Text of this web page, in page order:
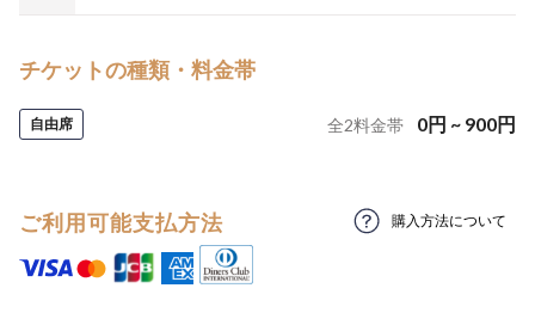
チケットの種類・料金帯
自由席 全2料金帯 0円 ~ 900円
ご利用可能支払方法 購入方法について